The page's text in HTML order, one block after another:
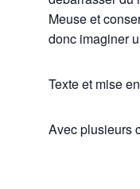
Meuse et
donc imaginer
Texte et mise
Avec plusieurs